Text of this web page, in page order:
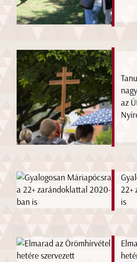
az
22+
is